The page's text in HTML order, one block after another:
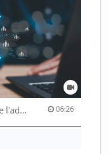
Le système salarial optimisé de l'administration fédérale 06:26